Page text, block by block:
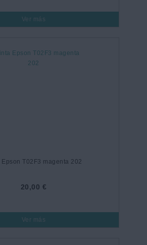
Ver más
Epson T02F3 magenta 202
20,00 €
Ver más